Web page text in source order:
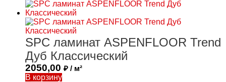
SPC ламинат ASPENFLOOR Trend
Дуб Классический
2050,00 ₽ / м²
В корзину